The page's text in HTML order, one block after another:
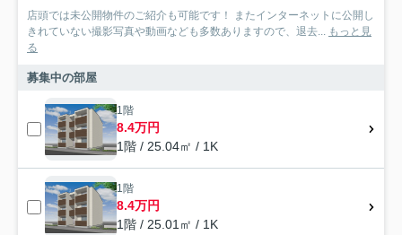
店頭では未公開物件のご紹介も可能です！ またインターネットに公開し
きれていない撮影写真や動画なども多数ありますので、退去... もっと見
る
募集中の部屋
1階
8.4万円
1階 / 25.04㎡ / 1K
1階
8.4万円
1階 / 25.01㎡ / 1K